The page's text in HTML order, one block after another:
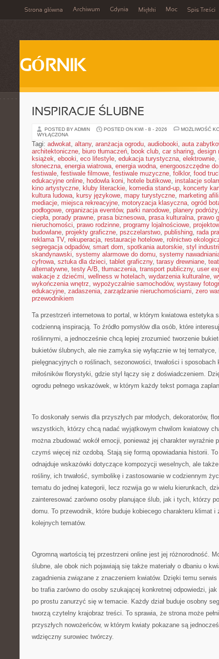
Strona główna Archiwum Gdynia Miękki Moc Spis Treści
GÓRNIK
INSPIRACJE ŚLUBNE
POSTED BY ADMIN POSTED ON KWI - 8 - 2026
MOŻLIWOŚĆ
WYŁĄCZONA
Tagi: adwokat, altany, aranżacja ogrodu, audiobooki, auta
architektoniczne, biuro tłumaczeń, book club, car sharing, design
książek, ebooki, eco lifestyle, edukacja turystyczna, elektrownie,
słoneczna, energia wiatrowa, energia wodna, energooszczędne
festiwale, festiwale filmowe, festiwale muzyczne, folklor, food
edukacyjne online, hodowla koni, hotele butikowe, instalacje
kino artystyczne, kluby literackie, komedia stand-up, koncerty
kultura ludowa, kursy językowe, mapy turystyczne, marketing
mediacje, miejsca rekreacyjne, motoryzacja klasyczna, ogród
podłogowe, organizacja eventów, parki narodowe, planery podróży
ciepła, porady prawne, prasa biznesowa, prasa kulturalna, prawo
nieruchomości, prawo rodzinne, programy lojalnościowe,
budowlane, projekty graficzne, pszczelarstwo, publishing, rada
reklama TV, rekuperacja, restauracje hotelowe, rolnictwo
segregacja odpadów, smart dom, spotkania autorskie, styl
skandynawski, systemy alarmowe do domu, systemy
cyfrowa, sztuka dla dzieci, tablet graficzny, tarasy drewniane,
alternatywne, testy A/B, tłumaczenia, transport publiczny, user
wakacje z dziećmi, wellness w hotelach, wydarzenia kulturalne,
wykończenia wnętrz, wypożyczalnie samochodów, wystawy
edukacyjne, zadaszenia, zarządzanie nieruchomościami, zero
przewodnikiem
Ta przestrzeń internetowa to portal, w którym kwiatowa estetyka
codzienną inspiracją. To źródło pomysłów dla osób, które
roślinnymi, a jednocześnie chcą lepiej zrozumieć tworzenie
bukietów ślubnych, ale nie zamyka się wyłącznie w tej
pielęgnacyjnych o roślinach, sezonowości, trwałości i sposobach
miłośników florystyki, gdzie styl łączy się z doświadczeniem.
ogrodu pełnego wskazówek, w którym każdy tekst pomaga
To doskonały serwis dla przyszłych par młodych, dekoratorów,
wszystkich, którzy chcą nadać wyjątkowym chwilom kwiatowy
można zbudować wokół emocji, ponieważ jej charakter wyraźnie
czymś więcej niż ozdobą. Stają się formą opowiadania historii.
odnajduje wskazówki dotyczące kompozycji weselnych, ale
rośliny, ich trwałość, symbolikę i zastosowanie w codziennym
tematu do jednej kategorii, lecz rozwija go w wielu kierunkach,
zainteresować zarówno osoby planujące ślub, jak i tych, którzy
domu. To przewodnik, które buduje kobiecego charakteru klimat i
kolejnych tematów.
Ogromną wartością tej przestrzeni online jest jej różnorodność.
ślubne, ale obok nich pojawiają się także materiały o dbaniu o
zagadnienia związane z znaczeniem kwiatów. Dzięki temu
bo trafia zarówno do osoby szukającej konkretnej odpowiedzi,
po prostu zanurzyć się w temacie. Każdy dział buduje osobny
tworzą czytelny krajobraz treści. To sprawia, że strona może
przyszłych nowożeńców, w którym kwiaty pokazane są
wdzięczny surowiec twórczy.